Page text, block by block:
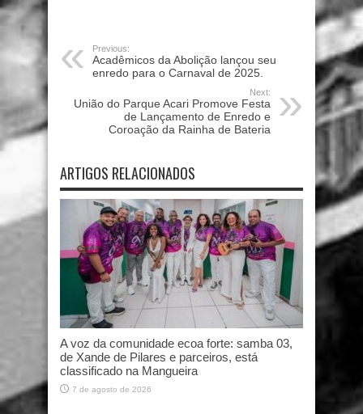
Previous:
Acadêmicos da Abolição lançou seu
enredo para o Carnaval de 2025.
Next:
União do Parque Acari Promove Festa
de Lançamento de Enredo e
Coroação da Rainha de Bateria
ARTIGOS RELACIONADOS
A voz da comunidade ecoa forte: samba 03,
de Xande de Pilares e parceiros, está
classificado na Mangueira
7 de agosto de 2026